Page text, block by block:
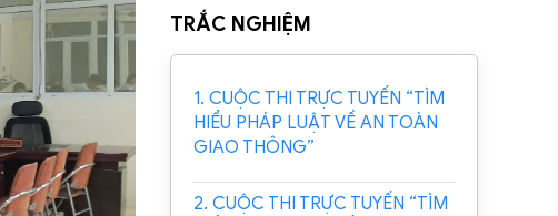
TRẮC NGHIỆM
1. CUỘC THI TRỰC TUYẾN “TÌM
HIỂU PHÁP LUẬT VỀ AN TOÀN
GIAO THÔNG”
2. CUỘC THI TRỰC TUYẾN “TÌM